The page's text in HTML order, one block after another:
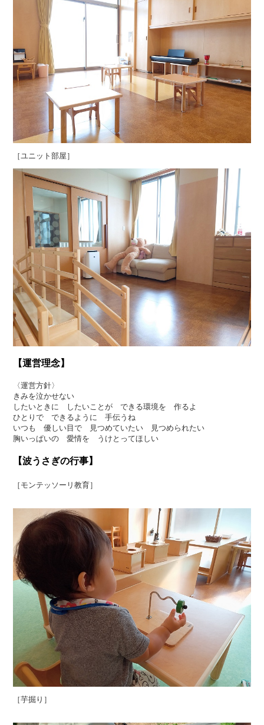
［ユニット部屋］
【運営理念】
〈運営方針〉
きみを泣かせない
したいときに したいことが できる環境を 作るよ
ひとりで できるように 手伝うね
いつも 優しい目で 見つめていたい 見つめられたい
胸いっぱいの 愛情を うけとってほしい
【波うさぎの行事】
［モンテッソーリ教育］
［芋掘り］